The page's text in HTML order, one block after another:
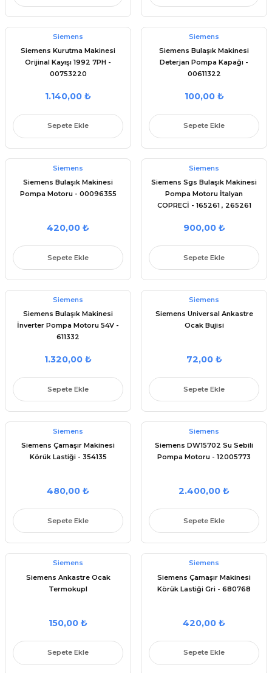
Siemens
Siemens Kurutma Makinesi
Orijinal Kayışı 1992 7PH -
00753220
1.140,00 ₺
Sepete Ekle
Siemens
Siemens Bulaşık Makinesi
Deterjan Pompa Kapağı -
00611322
100,00 ₺
Sepete Ekle
Siemens
Siemens Bulaşık Makinesi
Pompa Motoru - 00096355
420,00 ₺
Sepete Ekle
Siemens
Siemens Sgs Bulaşık Makinesi
Pompa Motoru İtalyan
COPRECİ - 165261 , 265261
900,00 ₺
Sepete Ekle
Siemens
Siemens Bulaşık Makinesi
İnverter Pompa Motoru 54V -
611332
1.320,00 ₺
Sepete Ekle
Siemens
Siemens Universal Ankastre
Ocak Bujisi
72,00 ₺
Sepete Ekle
Siemens
Siemens Çamaşır Makinesi
Körük Lastiği - 354135
480,00 ₺
Sepete Ekle
Siemens
Siemens DW15702 Su Sebili
Pompa Motoru - 12005773
2.400,00 ₺
Sepete Ekle
Siemens
Siemens Ankastre Ocak
Termokupl
150,00 ₺
Sepete Ekle
Siemens
Siemens Çamaşır Makinesi
Körük Lastiği Gri - 680768
420,00 ₺
Sepete Ekle